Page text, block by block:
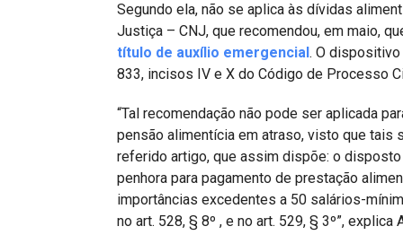
Segundo ela, não se aplica às dívidas
Justiça – CNJ, que recomendou, em maio,
título de auxílio emergencial. O
833, incisos IV e X do Código de Processo
“Tal recomendação não pode ser aplicada
pensão alimentícia em atraso, visto que tais
referido artigo, que assim dispõe: o
penhora para pagamento de prestação
importâncias excedentes a 50 salários-
no art. 528, § 8º , e no art. 529, § 3º”, explica